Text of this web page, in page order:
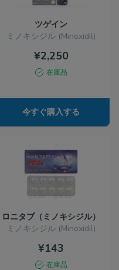
ツゲイン
ミノキシジル (Minoxidil)
¥2,250
在庫品
今すぐ購入する
ロニタブ（ミノキシジル）
ミノキシジル (Minoxidil)
¥143
在庫品